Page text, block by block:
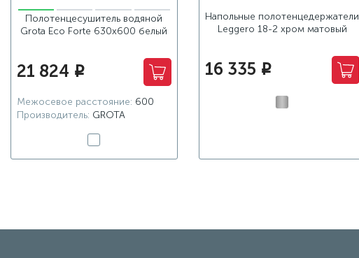
Полотенцесушитель водяной
Grota Eco Forte 630x600 белый
21 824 i
Межосевое расстояние: 600
Производитель: GROTA
Напольные полотенцедержатели
Leggero 18-2 хром матовый
16 335 i